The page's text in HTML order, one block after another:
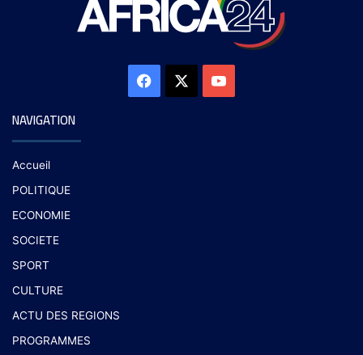
NAVIGATION
Accueil
POLITIQUE
ECONOMIE
SOCIETE
SPORT
CULTURE
ACTU DES REGIONS
PROGRAMMES